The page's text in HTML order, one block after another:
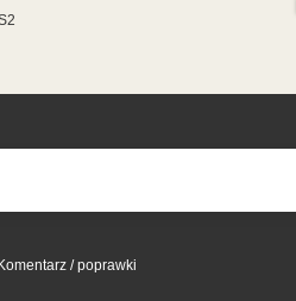
/ poprawki